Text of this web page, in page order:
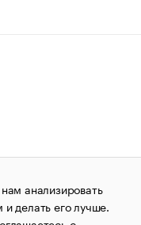
авторских прав
Сообщения
«РБК»
по надзору в сфере
анализировать
и делать его лучше.